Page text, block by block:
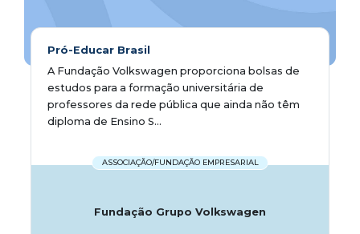
Pró-Educar Brasil
A Fundação Volkswagen proporciona bolsas de
estudos para a formação universitária de
professores da rede pública que ainda não têm
diploma de Ensino S...
ASSOCIAÇÃO/FUNDAÇÃO EMPRESARIAL
Fundação Grupo Volkswagen